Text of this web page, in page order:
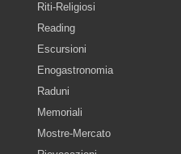
Riti-Religiosi
Reading
Escursioni
Enogastronomia
Raduni
Memoriali
Mostre-Mercato